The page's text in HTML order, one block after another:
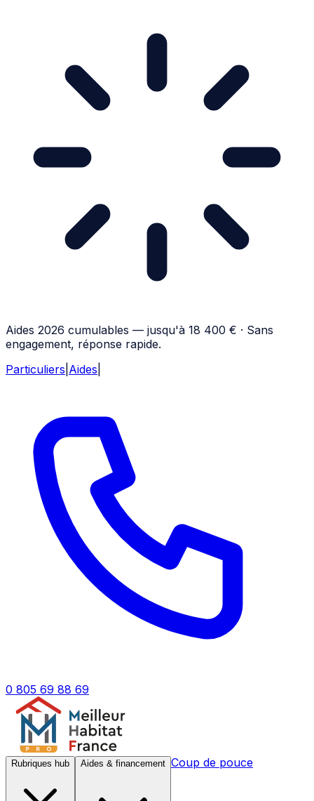
Aides 2026 cumulables — jusqu'à 18 400 € · Sans
engagement, réponse rapide.
Particuliers Aides
0 805 69 88 69
Rubriques hub Aides & financement Coup de pouce